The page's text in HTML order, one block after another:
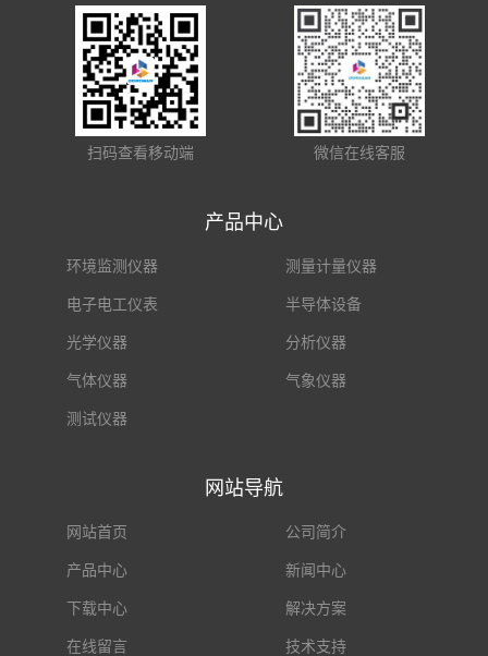
扫码查看移动端 微信在线客服
产品中心
环境监测仪器 测量计量仪器
电子电工仪表 半导体设备
光学仪器 分析仪器
气体仪器 气象仪器
测试仪器
网站导航
网站首页 公司简介
产品中心 新闻中心
下载中心 解决方案
在线留言 技术支持